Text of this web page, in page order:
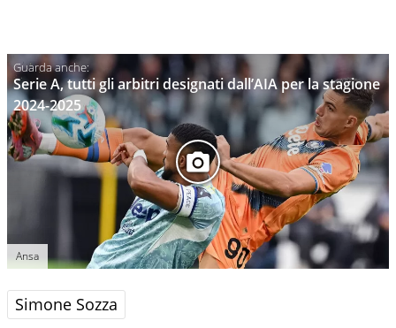
Serie A, tutti gli arbitri designati dall’AIA per la stagione
2024-2025
Ansa
Simone Sozza